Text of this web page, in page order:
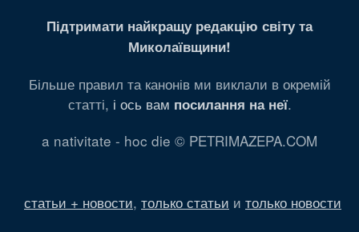
Підтримати найкращу редакцію світу та
Миколаївщини!
Більше правил та канонів ми виклали в окремій
статті, і ось вам посилання на неї.
a nativitate - hoc die © PETRIMAZEPA.COM
статьи + новости, только статьи и только новости